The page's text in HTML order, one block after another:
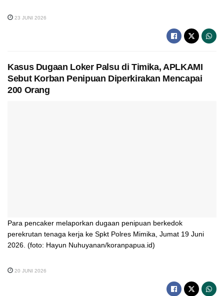
23 JUNI 2026
Kasus Dugaan Loker Palsu di Timika, APLKAMI
Sebut Korban Penipuan Diperkirakan Mencapai
200 Orang
Para pencaker melaporkan dugaan penipuan berkedok
perekrutan tenaga kerja ke Spkt Polres Mimika, Jumat 19 Juni
2026. (foto: Hayun Nuhuyanan/koranpapua.id)
20 JUNI 2026